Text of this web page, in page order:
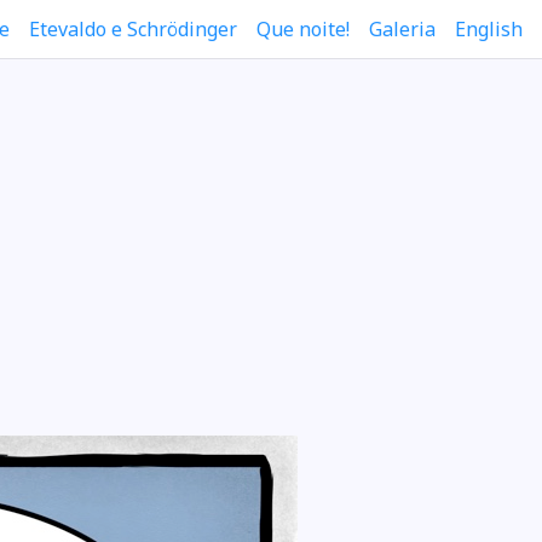
Etevaldo e Schrödinger Que noite! Galeria English